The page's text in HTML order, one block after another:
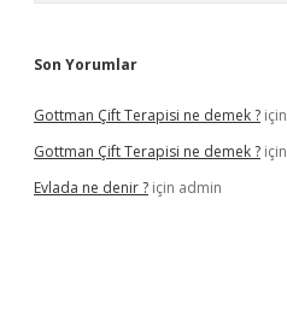
Son Yorumlar
Gottman Çift Terapisi ne demek ? için
Gottman Çift Terapisi ne demek ? için
Evlada ne denir ? için admin